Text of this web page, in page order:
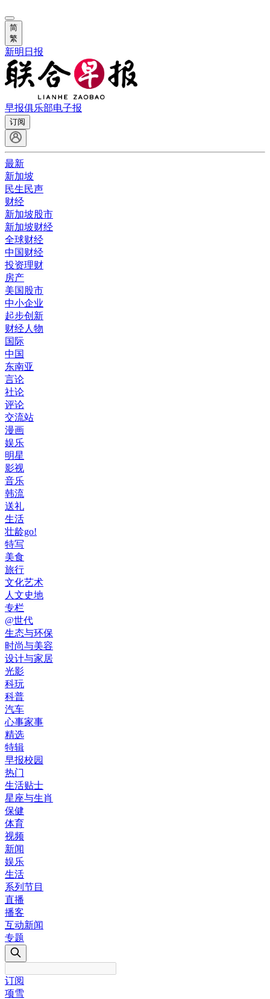
简
繁
新明日报
早报俱乐部电子报
订阅
最新
新加坡
民生民声
财经
新加坡股市
新加坡财经
全球财经
中国财经
投资理财
房产
美国股市
中小企业
起步创新
财经人物
国际
中国
东南亚
言论
社论
评论
交流站
漫画
娱乐
明星
影视
音乐
韩流
送礼
生活
壮龄go!
特写
美食
旅行
文化艺术
人文史地
专栏
@世代
生态与环保
时尚与美容
设计与家居
光影
科玩
科普
汽车
心事家事
精选
特辑
早报校园
热门
生活贴士
星座与生肖
保健
体育
视频
新闻
娱乐
生活
系列节目
直播
播客
互动新闻
专题
订阅
项雪